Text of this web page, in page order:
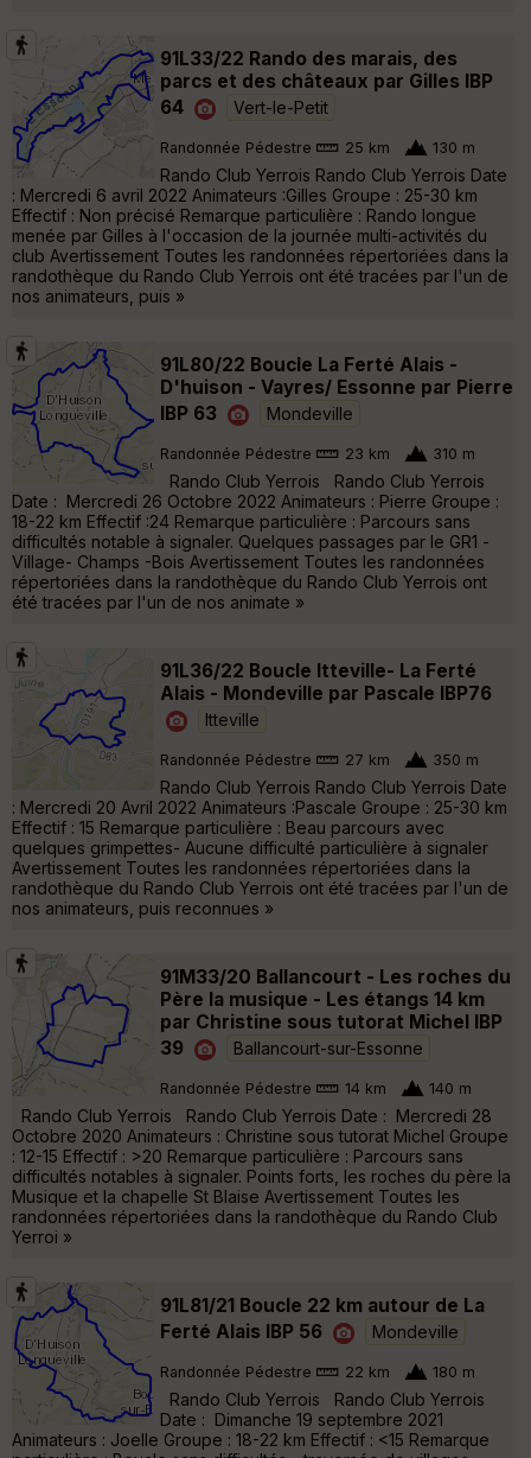
91L33/22 Rando des marais, des
parcs et des châteaux par Gilles IBP
64
Vert-le-Petit
Randonnée Pédestre 25 km 130 m
Rando Club Yerrois Rando Club Yerrois Date
: Mercredi 6 avril 2022 Animateurs :Gilles Groupe : 25-30 km
Effectif : Non précisé Remarque particulière : Rando longue
menée par Gilles à l'occasion de la journée multi-activités du
club Avertissement Toutes les randonnées répertoriées dans la
randothèque du Rando Club Yerrois ont été tracées par l'un de
nos animateurs, puis »
91L80/22 Boucle La Ferté Alais -
D'huison - Vayres/ Essonne par Pierre
IBP 63
Mondeville
Randonnée Pédestre 23 km 310 m
Rando Club Yerrois Rando Club Yerrois
Date : Mercredi 26 Octobre 2022 Animateurs : Pierre Groupe :
18-22 km Effectif :24 Remarque particulière : Parcours sans
difficultés notable à signaler. Quelques passages par le GR1 -
Village- Champs -Bois Avertissement Toutes les randonnées
répertoriées dans la randothèque du Rando Club Yerrois ont
été tracées par l'un de nos animate »
91L36/22 Boucle Itteville- La Ferté
Alais - Mondeville par Pascale IBP76
Itteville
Randonnée Pédestre 27 km 350 m
Rando Club Yerrois Rando Club Yerrois Date
: Mercredi 20 Avril 2022 Animateurs :Pascale Groupe : 25-30 km
Effectif : 15 Remarque particulière : Beau parcours avec
quelques grimpettes- Aucune difficulté particulière à signaler
Avertissement Toutes les randonnées répertoriées dans la
randothèque du Rando Club Yerrois ont été tracées par l'un de
nos animateurs, puis reconnues »
91M33/20 Ballancourt - Les roches du
Père la musique - Les étangs 14 km
par Christine sous tutorat Michel IBP
39
Ballancourt-sur-Essonne
Randonnée Pédestre 14 km 140 m
Rando Club Yerrois Rando Club Yerrois Date : Mercredi 28
Octobre 2020 Animateurs : Christine sous tutorat Michel Groupe
: 12-15 Effectif : >20 Remarque particulière : Parcours sans
difficultés notables à signaler. Points forts, les roches du père la
Musique et la chapelle St Blaise Avertissement Toutes les
randonnées répertoriées dans la randothèque du Rando Club
Yerroi »
91L81/21 Boucle 22 km autour de La
Ferté Alais IBP 56
Mondeville
Randonnée Pédestre 22 km 180 m
Rando Club Yerrois Rando Club Yerrois
Date : Dimanche 19 septembre 2021
Animateurs : Joelle Groupe : 18-22 km Effectif : <15 Remarque